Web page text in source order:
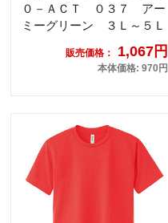
０－ＡＣＴ ０３７ アー
ミーグリーン ３Ｌ～５Ｌ
販売価格： 1,067円
本体価格: 970円